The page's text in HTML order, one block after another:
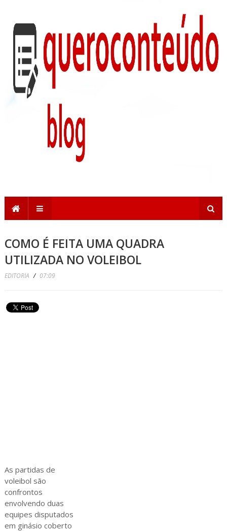
COMO É FEITA UMA QUADRA
UTILIZADA NO VOLEIBOL
EDITORIA / 07:09
As partidas de
voleibol são
confrontos
envolvendo duas
equipes disputados
em ginásio coberto